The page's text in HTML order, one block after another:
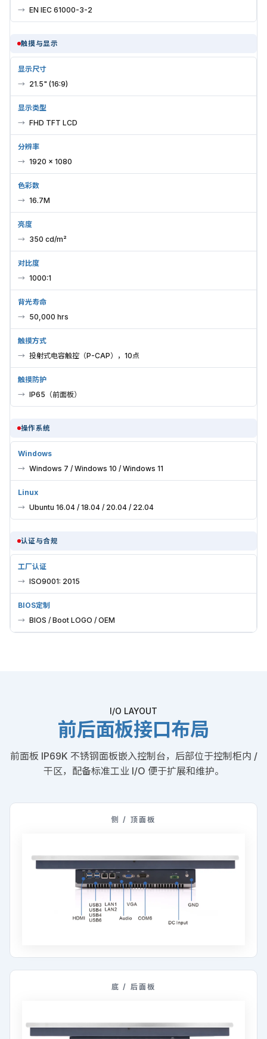
EN IEC 61000-3-2
触摸与显示
显示尺寸
21.5" (16:9)
显示类型
FHD TFT LCD
分辨率
1920 × 1080
色彩数
16.7M
亮度
350 cd/m²
对比度
1000:1
背光寿命
50,000 hrs
触摸方式
投射式电容触控（P-CAP），10点
触摸防护
IP65（前面板）
操作系统
Windows
Windows 7 / Windows 10 / Windows 11
Linux
Ubuntu 16.04 / 18.04 / 20.04 / 22.04
认证与合规
工厂认证
ISO9001: 2015
BIOS定制
BIOS / Boot LOGO / OEM
I/O LAYOUT
前后面板接口布局
前面板 IP69K 不锈钢面板嵌入控制台，后部位于控制柜内 /
干区，配备标准工业 I/O 便于扩展和维护。
侧 / 顶面板
底 / 后面板